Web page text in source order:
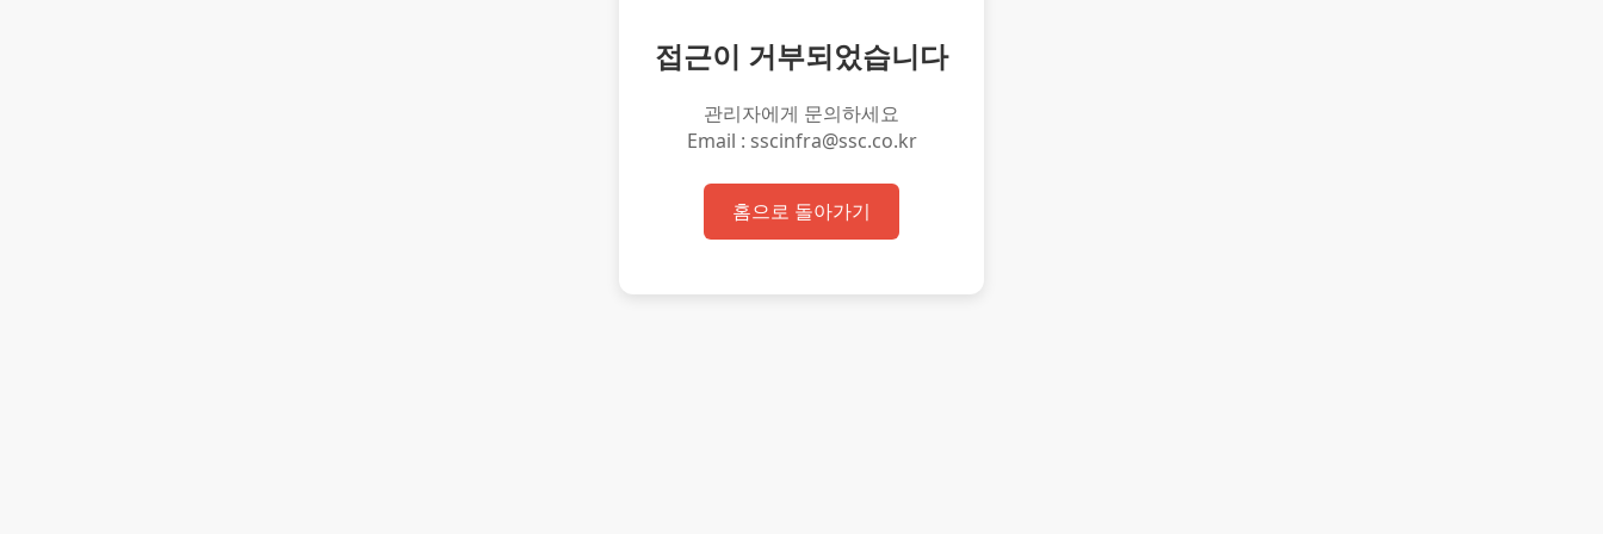
접근이 거부되었습니다
관리자에게 문의하세요
Email : sscinfra@ssc.co.kr
홈으로 돌아가기